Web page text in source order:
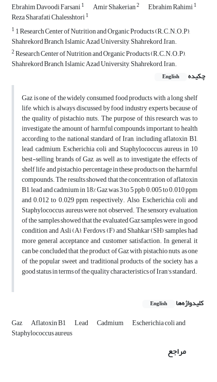
Ebrahim Davoodi Farsani1 Amir Shakerian2 Ebrahim Rahimi1
Reza Sharafati Chalesshtori1
1 1 Research Center of Nutrition and Organic Products (R.C.N.O.P),
Shahrekord Branch, Islamic Azad University, Shahrekord ,Iran.
2Research Center of Nutrition and Organic Products (R.C.N.O.P),
Shahrekord Branch, Islamic Azad University, Shahrekord, Iran.
چکیده
English
Gaz is one of the widely consumed food products with a long shelf
life, which is always discussed by food industry experts because of
the quality of pistachio nuts. The purpose of this research was to
investigate the amount of harmful compounds important to health
according to the national standard of Iran, including aflatoxin B1,
lead, cadmium, Escherichia coli and Staphylococcus aureus in 10
best-selling brands of Gaz, as well as to investigate the effects of
shelf life and pistachio percentage in these products on the harmful
compounds. The results showed that the concentration of aflatoxin
B1, lead and cadmium in 18% Gaz was 3 to 5 ppb, 0.005 to 0.010 ppm
and 0.012 to 0.029 ppm, respectively. Also, Escherichia coli and
Staphylococcus aureus were not observed. The sensory evaluation
of the samples showed that the evaluated Gaz samples were in good
condition and Asli (A), Ferdovs (F) and Shahkar (SH) samples had
more general acceptance and customer satisfaction. In general, it
can be concluded that the product of Gaz with pistachio nuts, as one
of the popular sweet and traditional products of the society, has a
good status in terms of the quality characteristics of Iran's standard.
کلیدواژه‌ها English
Gaz Aflatoxin B1 Lead Cadmium Escherichia coli and
Staphylococcus aureus
مراجع